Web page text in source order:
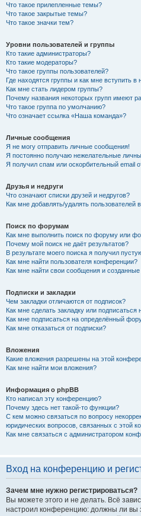
Что такое прилепленные темы?
Что такое закрытые темы?
Что такое значки тем?
Уровни пользователей и группы
Кто такие администраторы?
Кто такие модераторы?
Что такое группы пользователей?
Где находятся группы и как мне вступить в
Как мне стать лидером группы?
Почему названия некоторых групп имеют
Что такое группа по умолчанию?
Что означает ссылка «Наша команда»?
Личные сообщения
Я не могу отправить личные сообщения!
Я постоянно получаю нежелательные
Я получил спам или оскорбительный email
Друзья и недруги
Что означают списки друзей и недругов?
Как мне добавлять/удалять пользователей
Поиск по форумам
Как мне выполнить поиск по форуму или
Почему мой поиск не даёт результатов?
В результате моего поиска я получил
Как мне найти пользователя конференции?
Как мне найти свои сообщения и
Подписки и закладки
Чем закладки отличаются от подписок?
Как мне сделать закладку или
Как мне подписаться на определённый
Как мне отказаться от подписки?
Вложения
Какие вложения разрешены на этой
Как мне найти мои вложения?
Информация о phpBB
Кто написал эту конференцию?
Почему здесь нет такой-то функции?
С кем можно связаться по вопросу
юридических вопросов, связанных с этой
Как мне связаться с администратором
Вход на конференцию и
Зачем мне нужно регистрироваться?
Вы можете этого и не делать. Всё
настроил конференцию: должны ли вы